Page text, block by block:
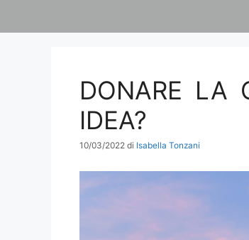
DONARE LA
IDEA?
10/03/2022 di Isabella Tonzani